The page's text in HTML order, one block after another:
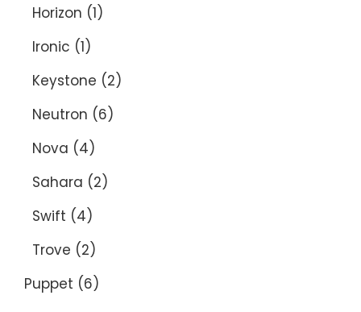
Horizon (1)
Ironic (1)
Keystone (2)
Neutron (6)
Nova (4)
Sahara (2)
Swift (4)
Trove (2)
Puppet (6)